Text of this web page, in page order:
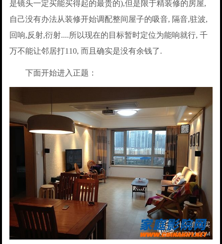
是镜头一定买能买得起的最贵的),但是限于精装修的房屋,
自己没有办法从装修开始调配整间屋子的吸音, 隔音,驻波,
回响,反射,衍射....所以现在的目标暂时定位为能响就行, 千
万不能让邻居打110, 而且确实是没有余钱了.
下面开始进入正题：